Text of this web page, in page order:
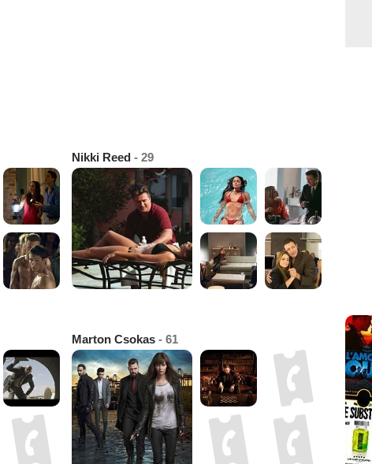
Nikki Reed - 29
Marton Csokas - 61